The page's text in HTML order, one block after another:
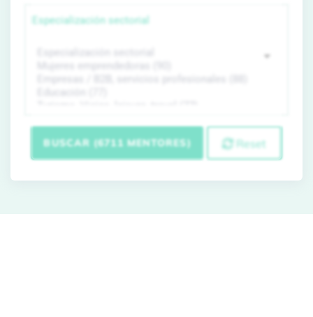
Especialización sectorial
BUSCAR (6711 MENTORES) Reset